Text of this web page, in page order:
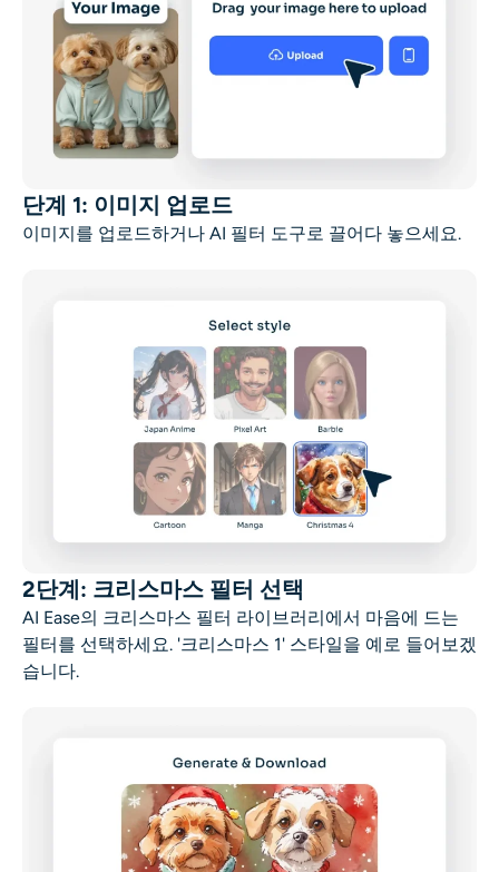
단계 1: 이미지 업로드
이미지를 업로드하거나 AI 필터 도구로 끌어다 놓으세요.
2단계: 크리스마스 필터 선택
AI Ease의 크리스마스 필터 라이브러리에서 마음에 드는
필터를 선택하세요. '크리스마스 1' 스타일을 예로 들어보겠
습니다.